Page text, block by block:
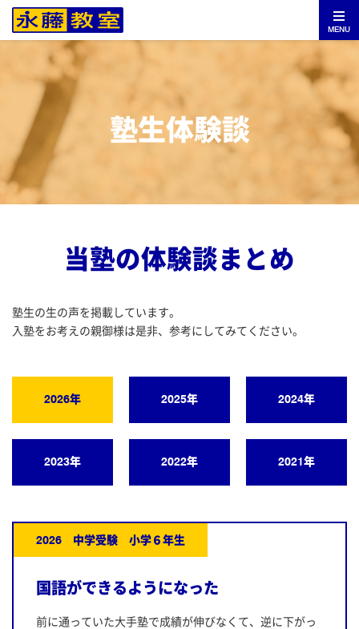
MENU
塾生体験談
当塾の体験談まとめ
塾生の生の声を掲載しています。
入塾をお考えの親御様は是非、参考にしてみてください。
2026年 2025年 2024年
2023年 2022年 2021年
2026 中学受験 小学６年生
国語ができるようになった
前に通っていた大手塾で成績が伸びなくて、逆に下がっ